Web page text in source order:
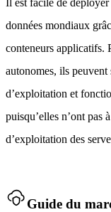
données mondiaux
conteneurs applicatifs.
autonomes, ils peuvent
d’exploitation et
puisqu’elles n’ont pas
d’exploitation des
Guide du